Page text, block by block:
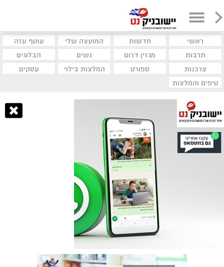
ראשי חדשות המועצה שלי
עוטף עזה
תרבות
מגזין דרום נשים
הבלוגים
צרכנות
ספורט המלצות בילוי
עסקים
טיפים והמלצות